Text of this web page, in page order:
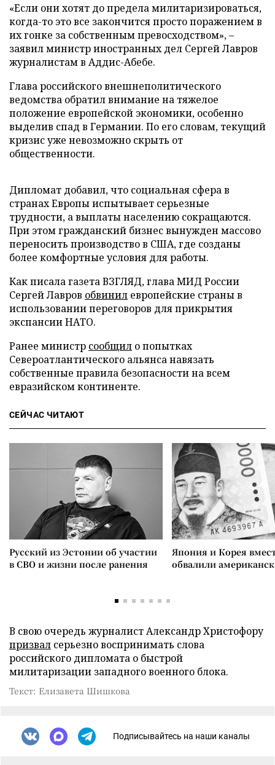
«Если они хотят до предела милитаризироваться,
когда-то это все закончится просто поражением в
их гонке за собственным превосходством», –
заявил министр иностранных дел Сергей Лавров
журналистам в Аддис-Абебе.
Глава российского внешнеполитического
ведомства обратил внимание на тяжелое
положение европейской экономики, особенно
выделив спад в Германии. По его словам, текущий
кризис уже невозможно скрыть от
общественности.
Дипломат добавил, что социальная сфера в
странах Европы испытывает серьезные
трудности, а выплаты населению сокращаются.
При этом гражданский бизнес вынужден массово
переносить производство в США, где созданы
более комфортные условия для работы.
Как писала газета ВЗГЛЯД, глава МИД России
Сергей Лавров обвинил европейские страны в
использовании переговоров для прикрытия
экспансии НАТО.
Ранее министр сообщил о попытках
Североатлантического альянса навязать
собственные правила безопасности на всем
евразийском континенте.
СЕЙЧАС ЧИТАЮТ
Русский из Эстонии об участии
в СВО и жизни после ранения
Япония и Корея
обвалили
В свою очередь журналист Александр Христофору
призвал серьезно воспринимать слова
российского дипломата о быстрой
милитаризации западного военного блока.
Текст: Елизавета Шишкова
Подписывайтесь на наши каналы